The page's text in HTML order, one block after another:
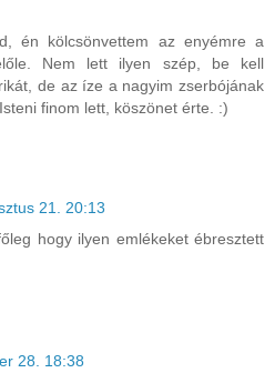
én kölcsönvettem az enyémre a
Nem lett ilyen szép, be kell
de az íze a nagyim zserbójának
finom lett, köszönet érte. :)
21. 20:13
hogy ilyen emlékeket ébresztett
28. 18:38